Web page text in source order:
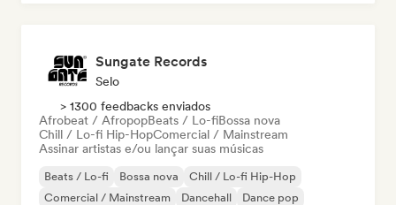
Sungate Records
Selo
> 1300 feedbacks enviados
Afrobeat / AfropopBeats / Lo-fiBossa nova
Chill / Lo-fi Hip-HopComercial / Mainstream
Assinar artistas e/ou lançar suas músicas
Beats / Lo-fi Bossa nova
Chill / Lo-fi Hip-Hop
Comercial / Mainstream
Dancehall
Dance pop